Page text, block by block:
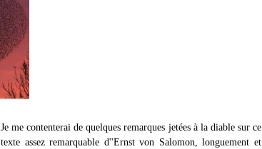
Je me contenterai de quelques remarques jetées à la diable sur ce
texte assez remarquable d''Ernst von Salomon, longuement et